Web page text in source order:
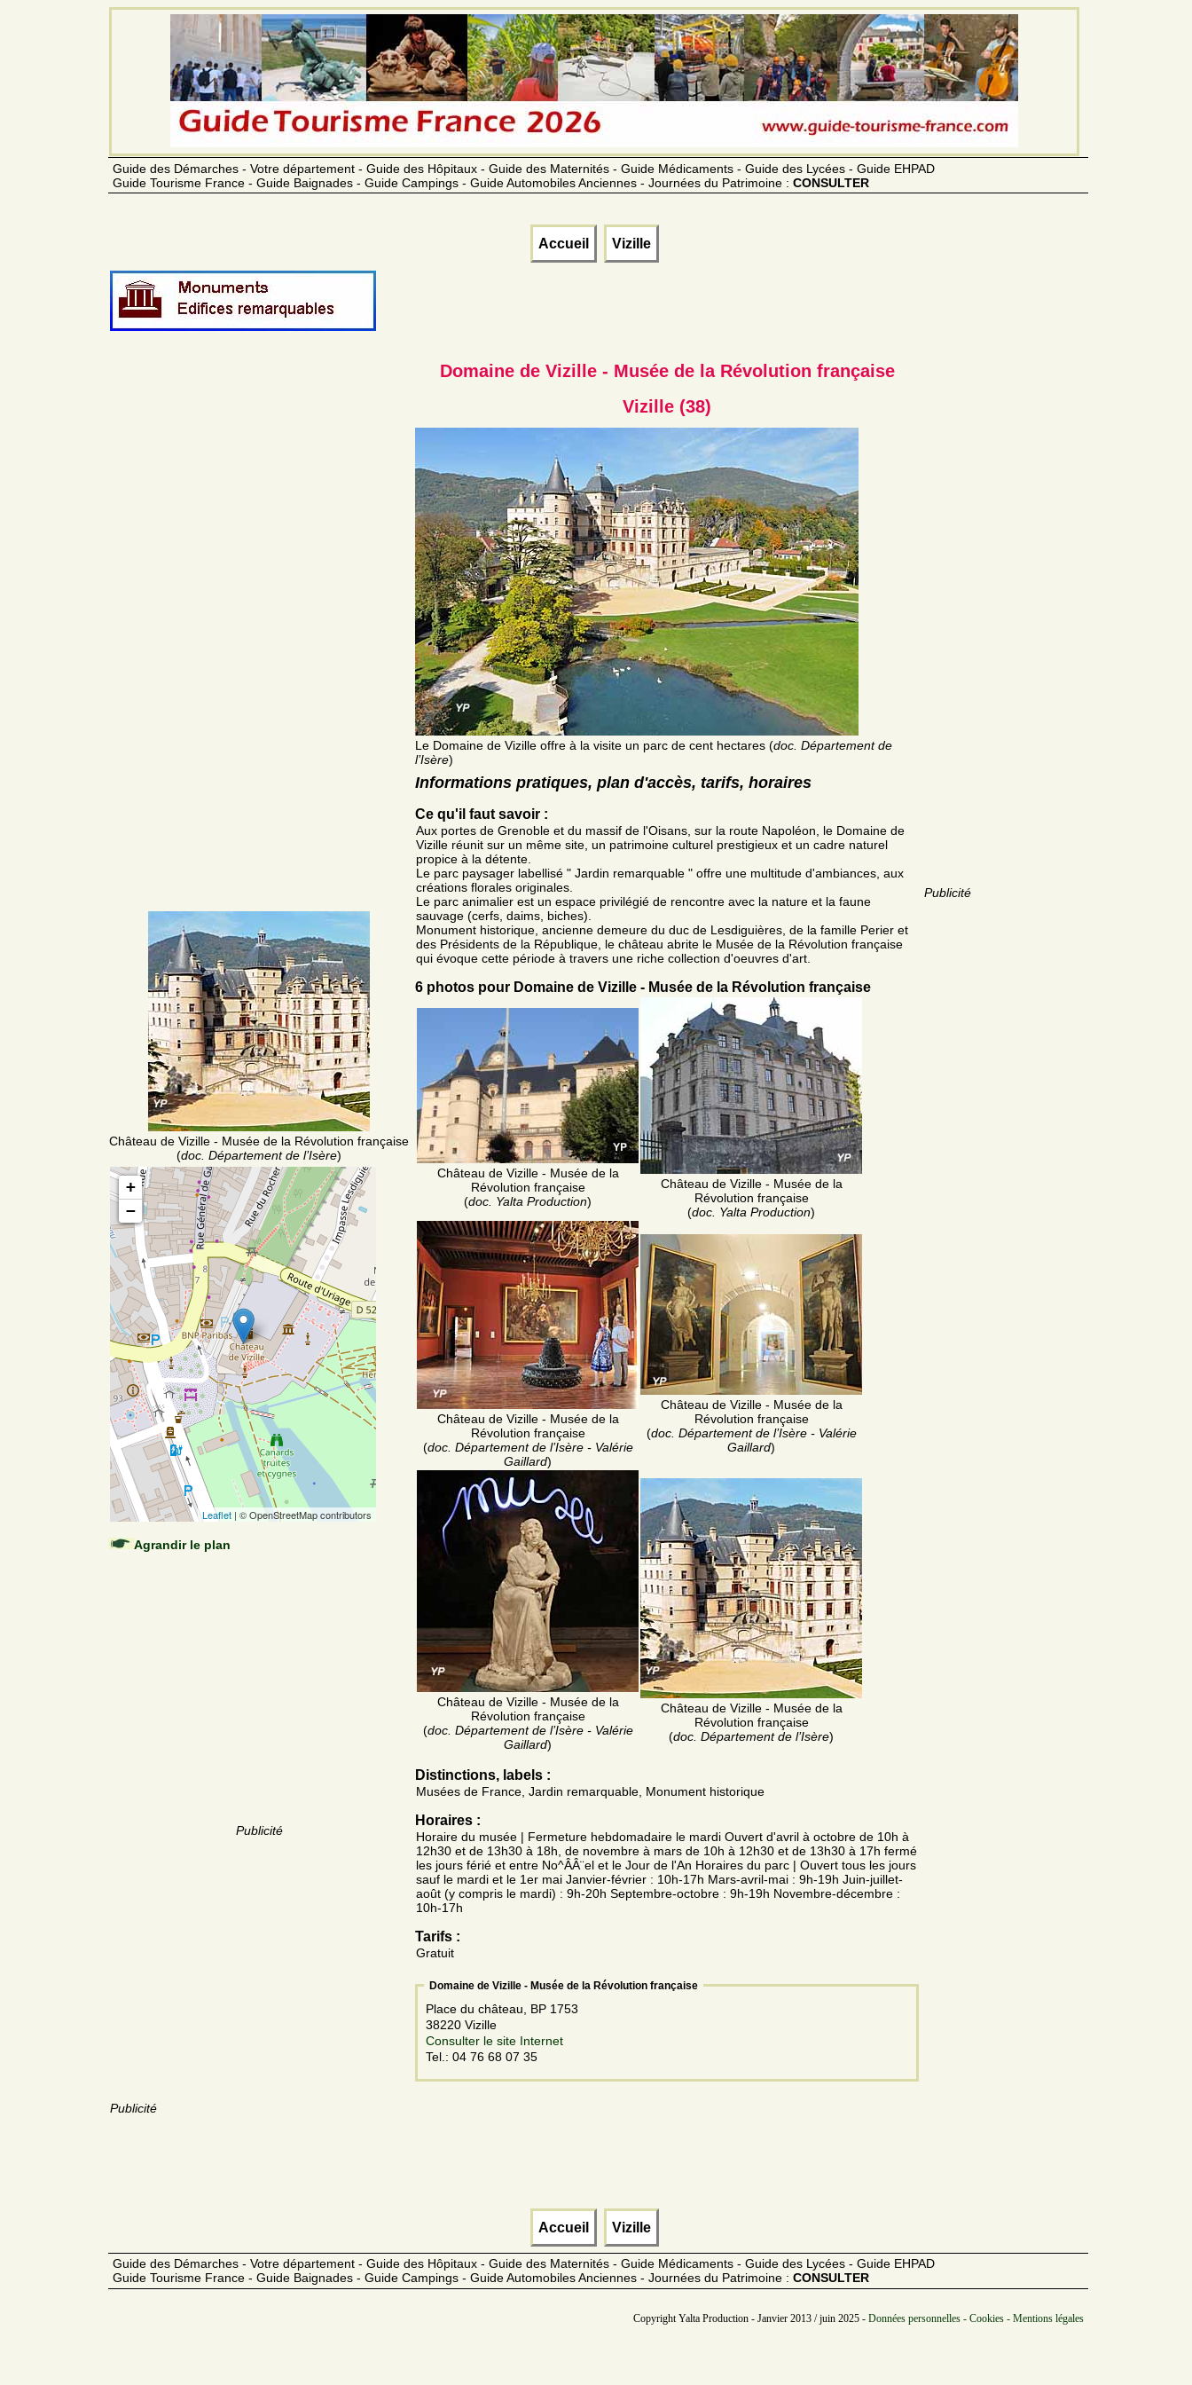
Guide des Démarches - Votre département - Guide des Hôpitaux - Guide des Maternités - Guide Médicaments - Guide des Lycées - Guide EHPAD
Guide Tourisme France - Guide Baignades - Guide Campings - Guide Automobiles Anciennes - Journées du Patrimoine : CONSULTER
Accueil Vizille
Château de Vizille - Musée de la Révolution française
(doc. Département de l’Isère)
+
−
Leaflet | © OpenStreetMap contributors
Agrandir le plan
Publicité
Publicité
Domaine de Vizille - Musée de la Révolution française
Vizille (38)
Le Domaine de Vizille offre à la visite un parc de cent hectares (doc. Département de
l’Isère)
Informations pratiques, plan d'accès, tarifs, horaires
Ce qu'il faut savoir :
Aux portes de Grenoble et du massif de l'Oisans, sur la route Napoléon, le Domaine de
Vizille réunit sur un même site, un patrimoine culturel prestigieux et un cadre naturel
propice à la détente.
Le parc paysager labellisé " Jardin remarquable " offre une multitude d'ambiances, aux
créations florales originales.
Le parc animalier est un espace privilégié de rencontre avec la nature et la faune
sauvage (cerfs, daims, biches).
Monument historique, ancienne demeure du duc de Lesdiguières, de la famille Perier et
des Présidents de la République, le château abrite le Musée de la Révolution française
qui évoque cette période à travers une riche collection d'oeuvres d'art.
6 photos pour Domaine de Vizille - Musée de la Révolution française
Château de Vizille - Musée de la
Révolution française
(doc. Yalta Production)
Château de Vizille - Musée de la
Révolution française
(doc. Yalta Production)
Château de Vizille - Musée de la
Révolution française
(doc. Département de l’Isère - Valérie
Gaillard)
Château de Vizille - Musée de la
Révolution française
(doc. Département de l’Isère - Valérie
Gaillard)
Château de Vizille - Musée de la
Révolution française
(doc. Département de l’Isère - Valérie
Gaillard)
Château de Vizille - Musée de la
Révolution française
(doc. Département de l’Isère)
Distinctions, labels :
Musées de France, Jardin remarquable, Monument historique
Horaires :
Horaire du musée | Fermeture hebdomadaire le mardi Ouvert d'avril à octobre de 10h à
12h30 et de 13h30 à 18h, de novembre à mars de 10h à 12h30 et de 13h30 à 17h fermé
les jours férié et entre No^ÂÂ¨el et le Jour de l'An Horaires du parc | Ouvert tous les jours
sauf le mardi et le 1er mai Janvier-février : 10h-17h Mars-avril-mai : 9h-19h Juin-juillet-
août (y compris le mardi) : 9h-20h Septembre-octobre : 9h-19h Novembre-décembre :
10h-17h
Tarifs :
Gratuit
Domaine de Vizille - Musée de la Révolution française
Place du château, BP 1753
38220 Vizille
Consulter le site Internet
Tel.: 04 76 68 07 35
Publicité
Accueil Vizille
Guide des Démarches - Votre département - Guide des Hôpitaux - Guide des Maternités - Guide Médicaments - Guide des Lycées - Guide EHPAD
Guide Tourisme France - Guide Baignades - Guide Campings - Guide Automobiles Anciennes - Journées du Patrimoine : CONSULTER
Copyright Yalta Production - Janvier 2013 / juin 2025 - Données personnelles - Cookies - Mentions légales